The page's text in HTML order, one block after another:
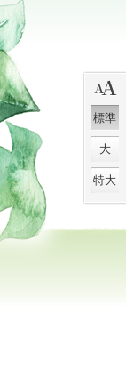
標準
大
特大